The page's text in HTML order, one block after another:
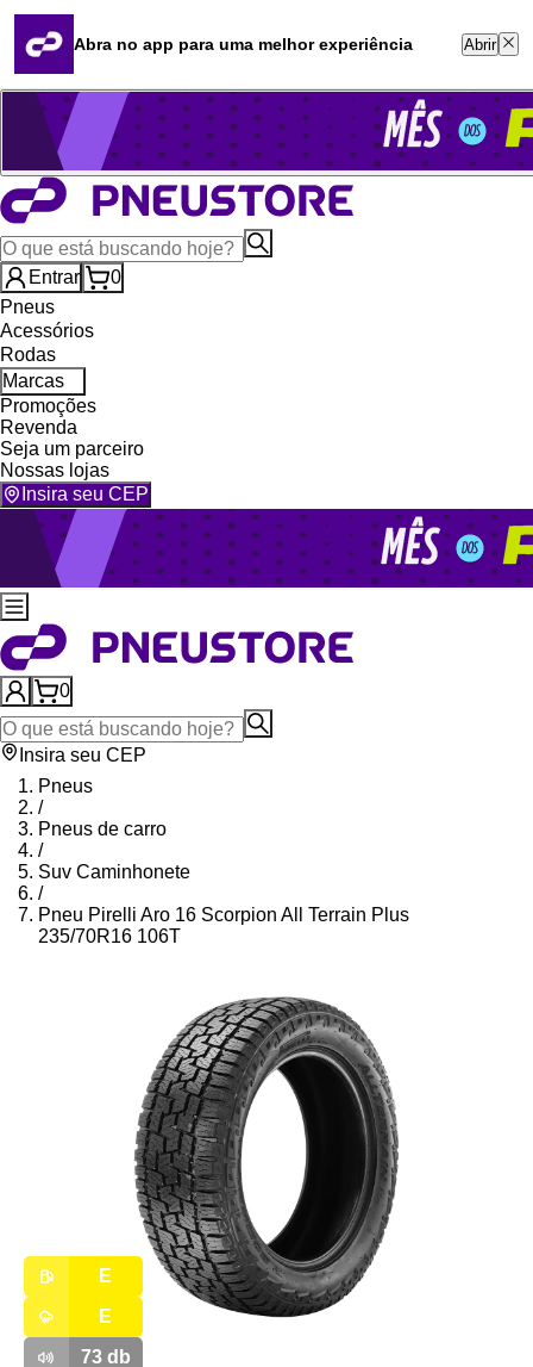
Quero revender
Blog
Whatsapp (16) 99764-8401
Televendas (47) 3046-2551
Entrar
0
Pneus
Acessórios
Rodas
Marcas
Promoções
Revenda
Seja um parceiro
Nossas lojas
Insira seu CEP
0
Insira seu CEP
Pneus
/
Pneus de carro
/
Suv Caminhonete
/
Pneu Pirelli Aro 16 Scorpion All Terrain Plus
235/70R16 106T
E
E
73db
Abra no app para uma melhor experiência Abrir